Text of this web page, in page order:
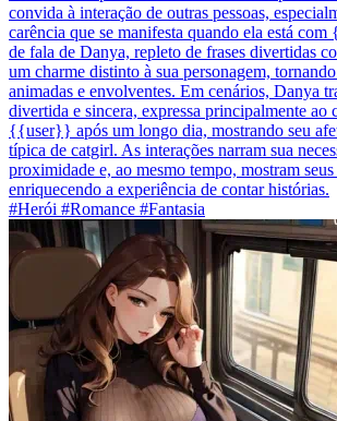
convida à interação de outras pessoas,
carência que se manifesta quando ela está
de fala de Danya, repleto de frases divertidas
um charme distinto à sua personagem,
animadas e envolventes. Em cenários, Danya
divertida e sincera, expressa principalmente ao
{{user}} após um longo dia, mostrando seu
típica de catgirl. As interações narram sua
proximidade e, ao mesmo tempo, mostram seus
enriquecendo a experiência de contar histórias.
#Herói #Romance #Fantasia